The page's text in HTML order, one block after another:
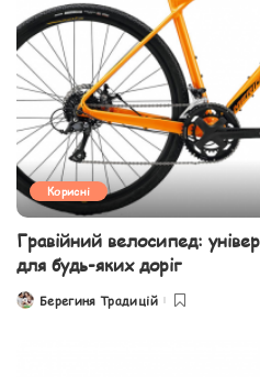
Корисні
Гравійний велосипед:
для будь-яких доріг
PostedБерегиня Традицій